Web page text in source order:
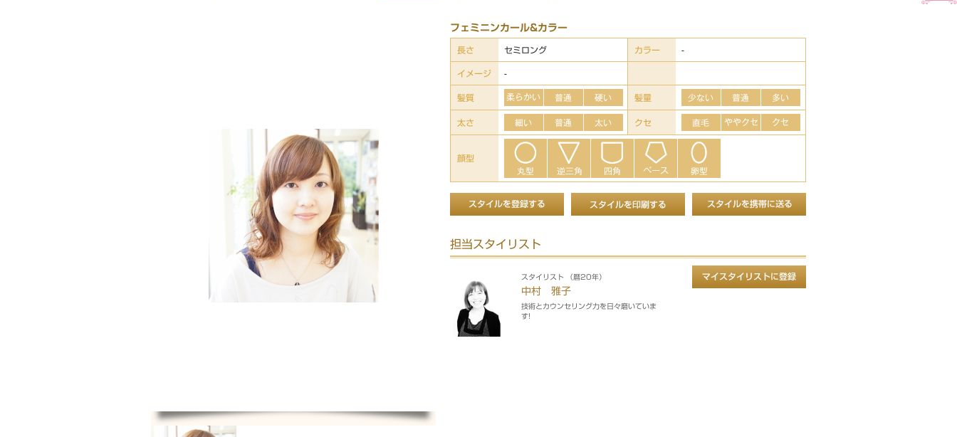
フェミニンカール&カラー
長さ セミロング カラー -
イメージ -
髪質 髪量
太さ クセ
顔型
担当スタイリスト
スタイリスト （暦20年）
中村 雅子
技術とカウンセリング力を日々磨いていま
す!